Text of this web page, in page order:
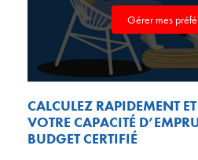
Gérer mes
CALCULEZ RAPIDEMENT
VOTRE CAPACITÉ
BUDGET CERTIFIÉ